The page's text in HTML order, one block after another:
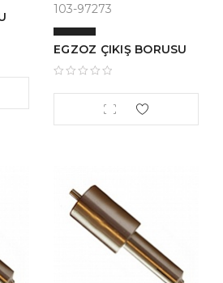
103-97273
EGZOZ ÇIKIŞ BORUSU